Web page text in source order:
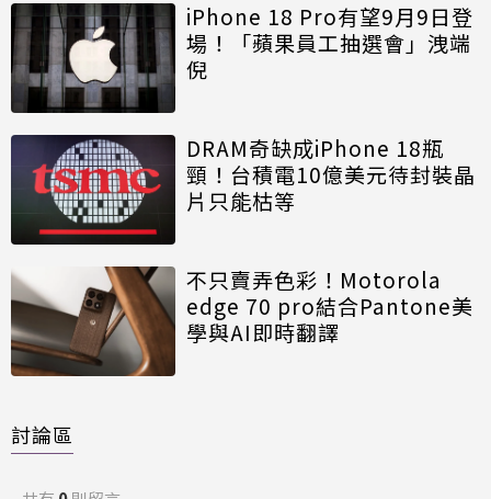
iPhone 18 Pro有望9月9日登
場！「蘋果員工抽選會」洩端
倪
DRAM奇缺成iPhone 18瓶
頸！台積電10億美元待封裝晶
片只能枯等
不只賣弄色彩！Motorola
edge 70 pro結合Pantone美
學與AI即時翻譯
討論區